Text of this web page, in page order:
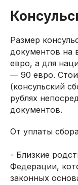
Размер
документов на
евро, а для
— 90 евро.
(консульский
рублях
документов.
От уплаты
- Близкие
Федерации,
законных